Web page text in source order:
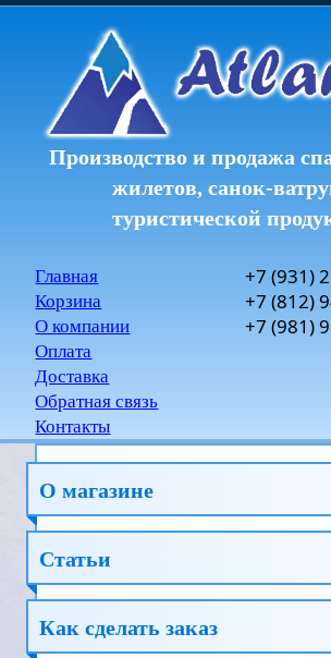
Производство и продажа
жилетов, санок-
туристической
+7 (931)
+7 (812)
+7 (981)
Главная
Корзина
О компании
Оплата
Доставка
Обратная связь
Контакты
О магазине
Статьи
Как сделать заказ